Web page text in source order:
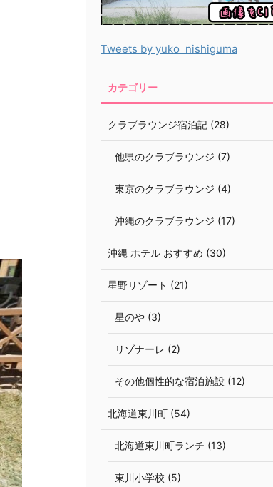
Tweets by yuko_nishiguma
カテゴリー
クラブラウンジ宿泊記 (28)
他県のクラブラウンジ (7)
東京のクラブラウンジ (4)
沖縄のクラブラウンジ (17)
沖縄 ホテル おすすめ (30)
星野リゾート (21)
星のや (3)
リゾナーレ (2)
その他個性的な宿泊施設 (12)
北海道東川町 (54)
北海道東川町ランチ (13)
東川小学校 (5)